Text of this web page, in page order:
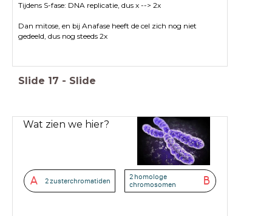
Tijdens S-fase: DNA replicatie, dus x --> 2x
Dan mitose, en bij Anafase heeft de cel zich nog niet
gedeeld, dus nog steeds 2x
Slide 17 - Slide
Wat zien we hier?
A 2 zusterchromatiden B
2 homologe
chromosomen